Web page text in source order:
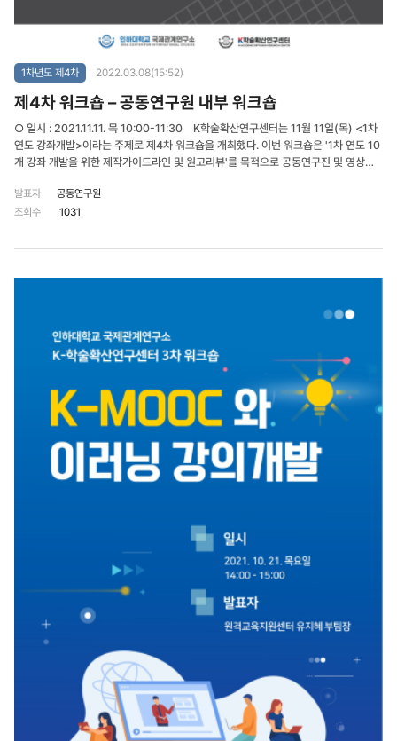
1차년도 제4차 2022.03.08(15:52)
제4차 워크숍 – 공동연구원 내부 워크숍
○ 일시 : 2021.11.11. 목 10:00-11:30 K학술확산연구센터는 11월 11일(목) <1차
연도 강좌개발>이라는 주제로 제4차 워크숍을 개최했다. 이번 워크숍은 '1차 연도 10
개 강좌 개발을 위한 제작가이드라인 및 원고리뷰'를 목적으로 공동연구진 및 영상제
대상으로 진행된 이번 워크숍은 온라인 교육콘텐츠 설계 전문가, 영상프로젝트 제작
전문가가 참여하여 1년 차에 촬영하게 되는 강좌의 1-2주차 원고를 바탕으로 강좌 개
발표자
공동연구원
조회수
1031